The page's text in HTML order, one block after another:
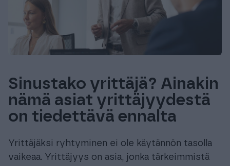
Sinustako yrittäjä? Ainakin
nämä asiat yrittäjyydestä
on tiedettävä ennalta
Yrittäjäksi ryhtyminen ei ole käytännön tasolla
vaikeaa. Yrittäjyys on asia, jonka tärkeimmistä